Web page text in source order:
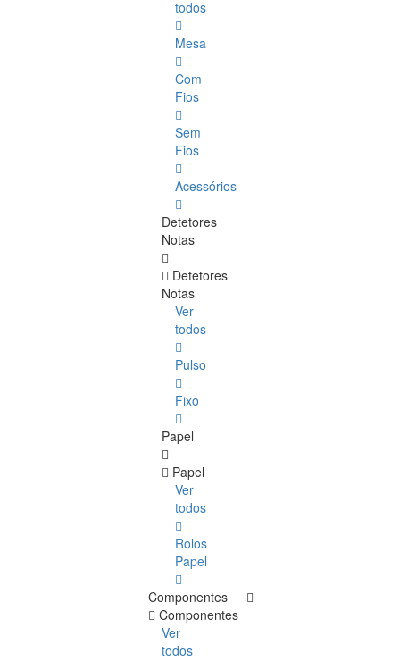
todos
Mesa
Com
Fios
Sem
Fios
Acessórios
Detetores
Notas
Detetores
Notas
Ver
todos
Pulso
Fixo
Papel
Papel
Ver
todos
Rolos
Papel
Componentes
Componentes
Ver
todos